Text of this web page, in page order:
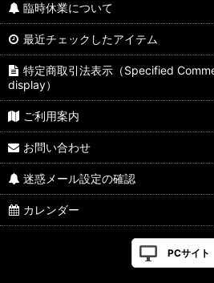
臨時休業について
最近チェックしたアイテム
特定商取引法表示（Specified
display）
ご利用案内
お問い合わせ
迷惑メール設定の確認
カレンダー
PCサイト